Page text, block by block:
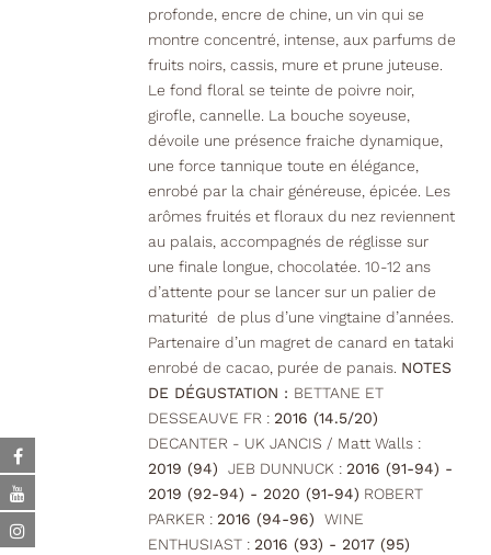
profonde, encre de chine, un vin qui se
montre concentré, intense, aux parfums de
fruits noirs, cassis, mure et prune juteuse.
Le fond floral se teinte de poivre noir,
girofle, cannelle. La bouche soyeuse,
dévoile une présence fraiche dynamique,
une force tannique toute en élégance,
enrobé par la chair généreuse, épicée. Les
arômes fruités et floraux du nez reviennent
au palais, accompagnés de réglisse sur
une finale longue, chocolatée. 10-12 ans
d’attente pour se lancer sur un palier de
maturité de plus d’une vingtaine d’années.
Partenaire d’un magret de canard en tataki
enrobé de cacao, purée de panais. NOTES
DE DÉGUSTATION : BETTANE ET
DESSEAUVE FR : 2016 (14.5/20)
DECANTER - UK JANCIS / Matt Walls :
2019 (94)
JEB DUNNUCK : 2016 (91-94) -
2019 (92-94) - 2020 (91-94) ROBERT
PARKER : 2016 (94-96)
WINE
ENTHUSIAST : 2016 (93) - 2017 (95)